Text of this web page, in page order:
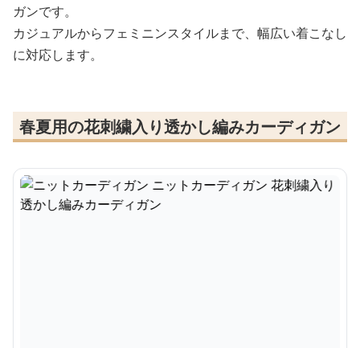
ガンです。
カジュアルからフェミニンスタイルまで、幅広い着こなし
に対応します。
春夏用の花刺繍入り透かし編みカーディガン